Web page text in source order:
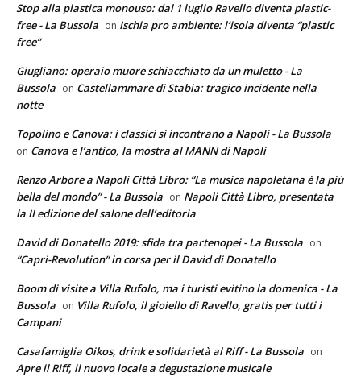
Stop alla plastica monouso: dal 1 luglio Ravello diventa plastic-
free - La Bussola on Ischia pro ambiente: l’isola diventa “plastic
free”
Giugliano: operaio muore schiacchiato da un muletto - La
Bussola on Castellammare di Stabia: tragico incidente nella
notte
Topolino e Canova: i classici si incontrano a Napoli - La Bussola
on Canova e l’antico, la mostra al MANN di Napoli
Renzo Arbore a Napoli Città Libro: “La musica napoletana è la più
bella del mondo” - La Bussola on Napoli Città Libro, presentata
la II edizione del salone dell’editoria
David di Donatello 2019: sfida tra partenopei - La Bussola on
“Capri-Revolution” in corsa per il David di Donatello
Boom di visite a Villa Rufolo, ma i turisti evitino la domenica - La
Bussola on Villa Rufolo, il gioiello di Ravello, gratis per tutti i
Campani
Casafamiglia Oikos, drink e solidarietà al Riff - La Bussola on
Apre il Riff, il nuovo locale a degustazione musicale